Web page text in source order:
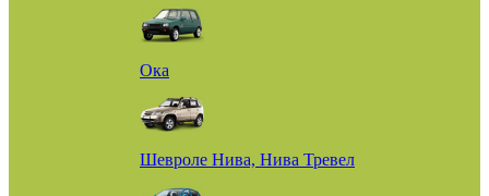
Ока
Шевроле Нива, Нива Тревел